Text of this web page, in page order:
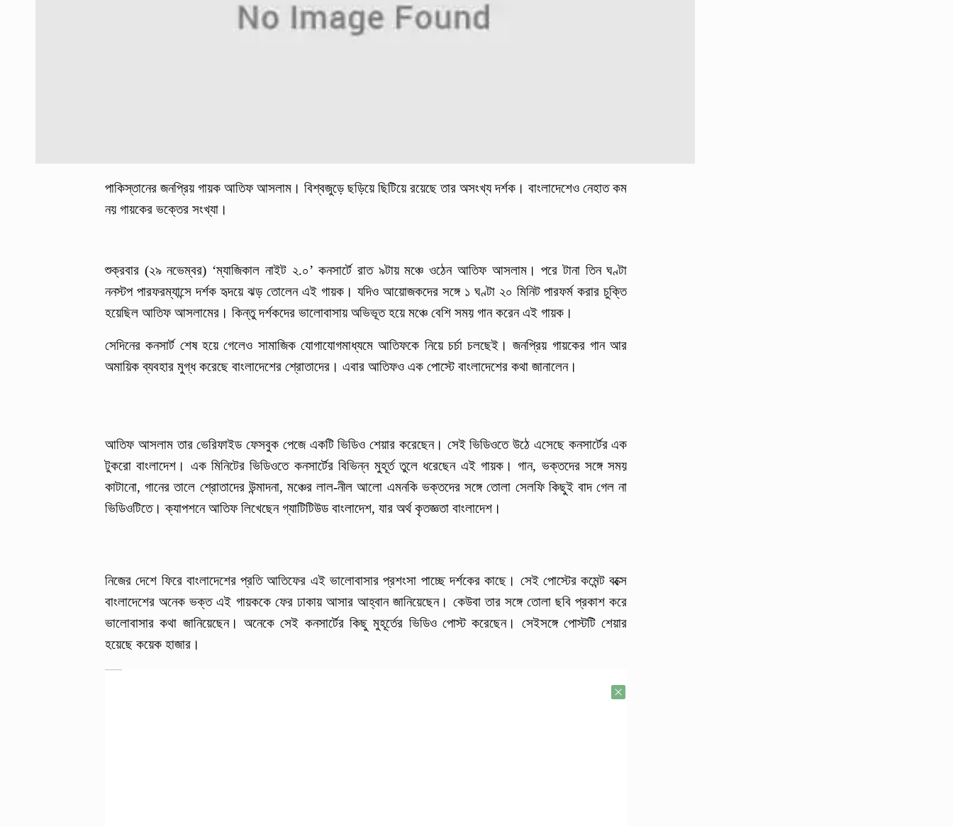
পাকিস্তানের জনপ্রিয় গায়ক আতিফ আসলাম। বিশ্বজুড়ে ছড়িয়ে ছিটিয়ে রয়েছে তার অসংখ্য দর্শক। বাংলাদেশেও নেহাত কম
নয় গায়কের ভক্তের সংখ্যা।
শুক্রবার (২৯ নভেম্বর) ‘ম্যাজিকাল নাইট ২.০’ কনসার্টে রাত ৯টায় মঞ্চে ওঠেন আতিফ আসলাম। পরে টানা তিন ঘণ্টা
ননস্টপ পারফরম্যান্সে দর্শক হৃদয়ে ঝড় তোলেন এই গায়ক। যদিও আয়োজকদের সঙ্গে ১ ঘণ্টা ২০ মিনিট পারফর্ম করার চুক্তি
হয়েছিল আতিফ আসলামের। কিন্তু দর্শকদের ভালোবাসায় অভিভূত হয়ে মঞ্চে বেশি সময় গান করেন এই গায়ক।
সেদিনের কনসার্ট শেষ হয়ে গেলেও সামাজিক যোগাযোগমাধ্যমে আতিফকে নিয়ে চর্চা চলছেই। জনপ্রিয় গায়কের গান আর
অমায়িক ব্যবহার মুগ্ধ করেছে বাংলাদেশের শ্রোতাদের। এবার আতিফও এক পোস্টে বাংলাদেশের কথা জানালেন।
আতিফ আসলাম তার ভেরিফাইড ফেসবুক পেজে একটি ভিডিও শেয়ার করেছেন। সেই ভিডিওতে উঠে এসেছে কনসার্টের এক
টুকরো বাংলাদেশ। এক মিনিটের ভিডিওতে কনসার্টের বিভিন্ন মুহূর্ত তুলে ধরেছেন এই গায়ক। গান, ভক্তদের সঙ্গে সময়
কাটানো, গানের তালে শ্রোতাদের উন্মাদনা, মঞ্চের লাল-নীল আলো এমনকি ভক্তদের সঙ্গে তোলা সেলফি কিছুই বাদ গেল না
ভিডিওটিতে। ক্যাপশনে আতিফ লিখেছেন গ্যাটিটিউড বাংলাদেশ, যার অর্থ কৃতজ্ঞতা বাংলাদেশ।
নিজের দেশে ফিরে বাংলাদেশের প্রতি আতিফের এই ভালোবাসার প্রশংসা পাচ্ছে দর্শকের কাছে। সেই পোস্টের কমেন্ট বক্সে
বাংলাদেশের অনেক ভক্ত এই গায়ককে ফের ঢাকায় আসার আহ্বান জানিয়েছেন। কেউবা তার সঙ্গে তোলা ছবি প্রকাশ করে
ভালোবাসার কথা জানিয়েছেন। অনেকে সেই কনসার্টের কিছু মুহূর্তের ভিডিও পোস্ট করেছেন। সেইসঙ্গে পোস্টটি শেয়ার
হয়েছে কয়েক হাজার।